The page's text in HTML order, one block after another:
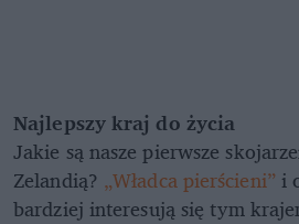
Najlepszy kraj do życia
Jakie są nasze pierwsze
Zelandią? „Władca pierścieni” i
bardziej interesują się tym